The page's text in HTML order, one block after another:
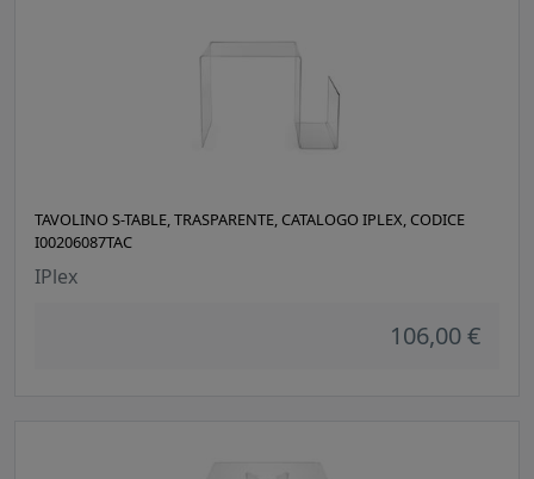
TAVOLINO S-TABLE, TRASPARENTE, CATALOGO IPLEX, CODICE
I00206087TAC
IPlex
106,00 €